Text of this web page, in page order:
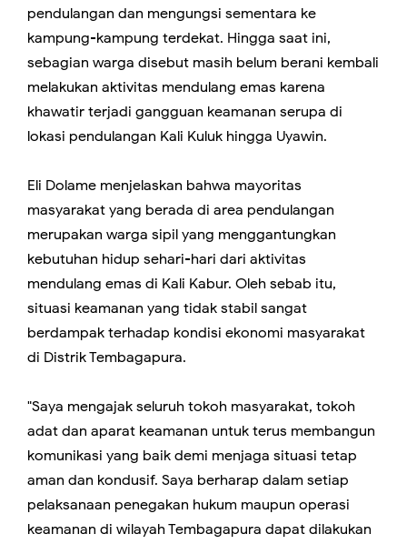
pendulangan dan mengungsi sementara ke
kampung-kampung terdekat. Hingga saat ini,
sebagian warga disebut masih belum berani kembali
melakukan aktivitas mendulang emas karena
khawatir terjadi gangguan keamanan serupa di
lokasi pendulangan Kali Kuluk hingga Uyawin.
Eli Dolame menjelaskan bahwa mayoritas
masyarakat yang berada di area pendulangan
merupakan warga sipil yang menggantungkan
kebutuhan hidup sehari-hari dari aktivitas
mendulang emas di Kali Kabur. Oleh sebab itu,
situasi keamanan yang tidak stabil sangat
berdampak terhadap kondisi ekonomi masyarakat
di Distrik Tembagapura.
"Saya mengajak seluruh tokoh masyarakat, tokoh
adat dan aparat keamanan untuk terus membangun
komunikasi yang baik demi menjaga situasi tetap
aman dan kondusif. Saya berharap dalam setiap
pelaksanaan penegakan hukum maupun operasi
keamanan di wilayah Tembagapura dapat dilakukan